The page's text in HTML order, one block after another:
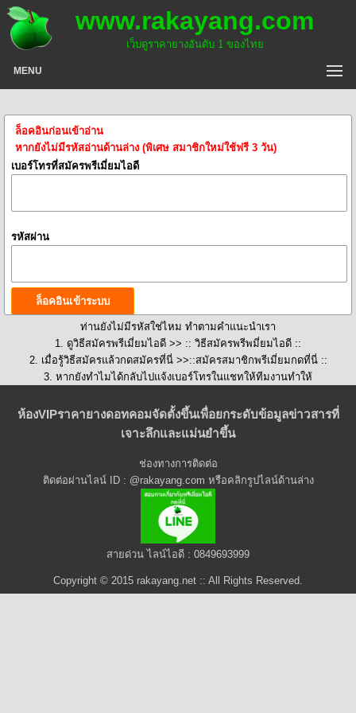
www.rakayang.com
เว็บดูราคายางอันดับ 1 ของไทย
MENU
ล็อคอินก่อนเข้าอ่าน
หากยังไม่มีรหัสอ่านด้านล่าง (พิเศษ สมาชิกใหม่ใช้ฟรี 3 วัน)
เบอร์โทรที่สมัครพรีเมี่ยมไอดี
รหัสผ่าน
ท่านยังไม่มีรหัสใช่ไหม ทำตามคำแนะนำเรา
1. ดูวิธีสมัครพรีเมี่ยมไอดี >> :: วิธีสมัครพรีพมี่ยมไอดี ::
2. เมื่อรู้วิธีสมัครแล้วกดสมัครที่นี่ >>::สมัครสมาชิกพรีเมี่ยมกดที่นี่ ::
3. หากยังทำไมได้กลับไปแจ้งเบอร์โทรในแชทให้ทีมงานทำให้
ห้องVIPราคายางดอทคอมจัดตั้งขึ้นเพื่อยกระดับข้อมูลข่าวสารที่
เจาะลึกและแม่นยำขึ้น
ช่องทางการติดต่อ
ติดต่อผ่านไลน์ ID : @rakayang.com หรือคลิกรูปไลน์ด้านล่าง
สายด่วน ไลน์ไอดี : 0849693999
Copyright © 2015 rakayang.net :: All Rights Reserved.